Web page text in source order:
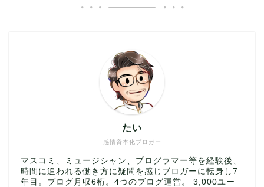
感情資本化ブロガー
たい
マスコミ、ミュージシャン、プログラマー等を経験後、
時間に追われる働き方に疑問を感じブロガーに転身し7
年目。ブログ月収6桁。4つのブログ運営。 3,000ユー